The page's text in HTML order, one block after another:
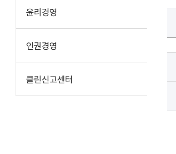
윤리경영
인권경영
클린신고센터